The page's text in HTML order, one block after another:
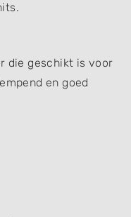
die geschikt is voor
en goed